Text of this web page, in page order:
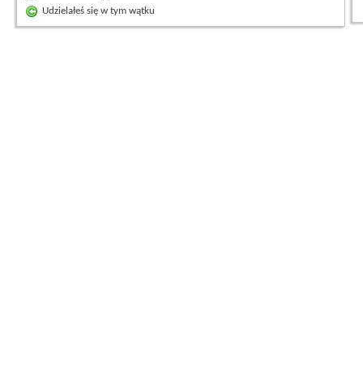
Udzielałeś się w tym wątku